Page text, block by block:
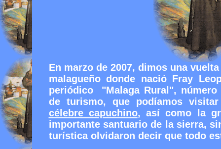
En marzo de 2007, dimos una
malagueño donde nació Fray
periódico "Malaga Rural",
de turismo, que podíamos
célebre capuchino, así como la
importante santuario de la sierra,
turística olvidaron decir que todo